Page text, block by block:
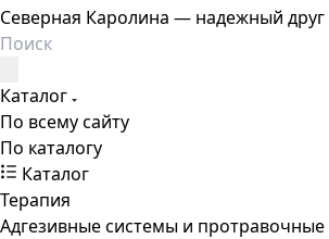
Северная Каролина — надежный друг
Каталог
По всему сайту
По каталогу
Каталог
Терапия
Адгезивные системы и протравочные